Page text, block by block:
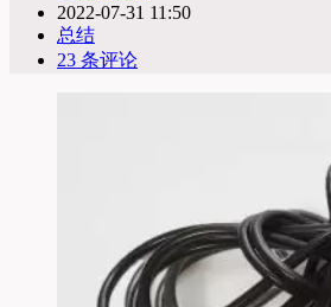
2022-07-31 11:50
总结
23 条评论